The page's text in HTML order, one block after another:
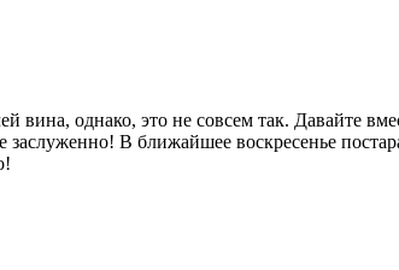
однако, это не совсем так. Давайте
В ближайшее воскресенье